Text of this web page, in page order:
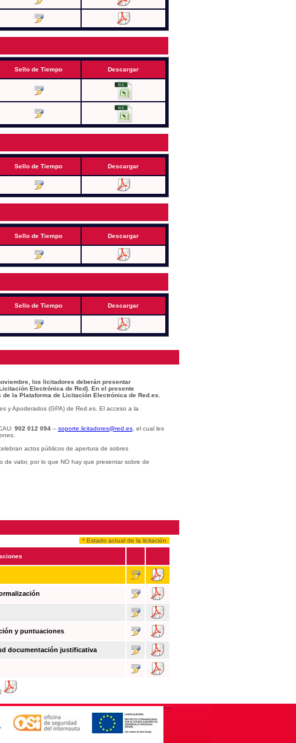
Sello de Tiempo Descargar
Sello de Tiempo Descargar
Sello de Tiempo Descargar
Sello de Tiempo Descargar
los licitadores deberán presentar
Electrónica de Red). En el presente
la Plataforma de Licitación Electrónica de Red.es.
y Apoderados (GPA) de Red.es. El acceso a la
902 012 094– soporte.licitadores@red.es, el cual les
actos públicos de apertura de sobres
de valor, por lo que NO hay que presentar sobre de
* Estado actual de la licitación
y puntuaciones
documentación justificativa
|